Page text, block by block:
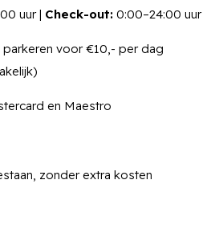
uur | Check-out: 0:00–24:00 uur
parkeren voor €10,- per dag
en Maestro
zonder extra kosten